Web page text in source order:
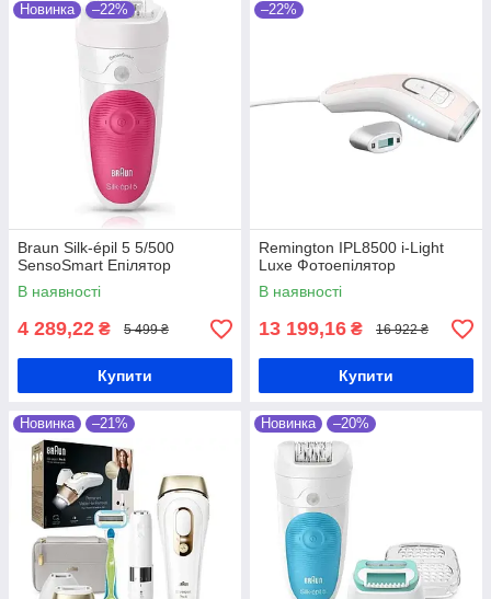
Новинка –22%
Braun Silk-épil 5 5/500
SensoSmart Епілятор
В наявності
4 289,22 ₴ 5 499 ₴
Купити
–22%
Remington IPL8500 i-Light
Luxe Фотоепілятор
В наявності
13 199,16 ₴ 16 922 ₴
Купити
Новинка –21% Новинка –20%